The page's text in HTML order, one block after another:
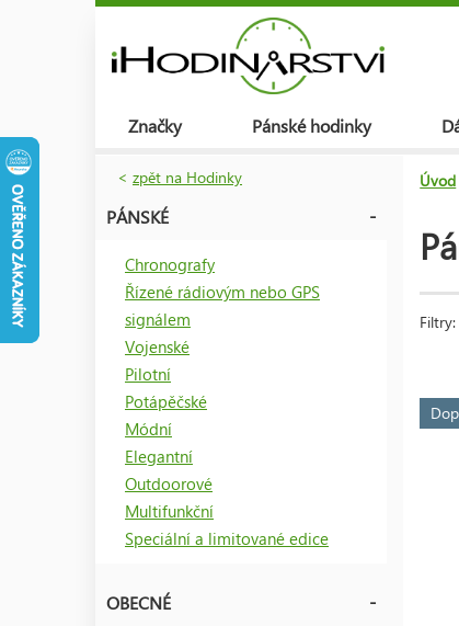
Značky Pánské hodinky
< zpět na Hodinky
PÁNSKÉ
Chronografy
Řízené rádiovým nebo GPS
signálem
Vojenské
Pilotní
Potápěčské
Módní
Elegantní
Outdoorové
Multifunkční
Speciální a limitované edice
OBECNÉ
Úvod
Filtry: